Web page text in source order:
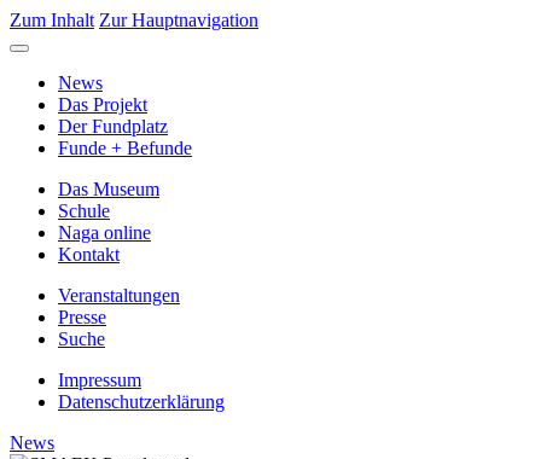
Zum Inhalt Zur Hauptnavigation
News
Das Projekt
Der Fundplatz
Funde + Befunde
Das Museum
Schule
Naga online
Kontakt
Veranstaltungen
Presse
Suche
Impressum
Datenschutzerklärung
News